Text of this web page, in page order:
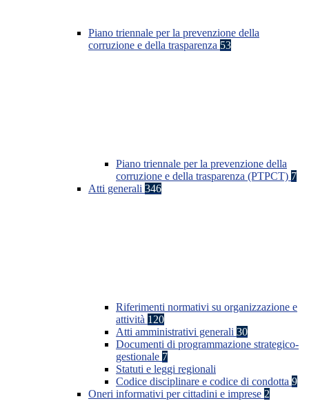
Piano triennale per la prevenzione della
corruzione e della trasparenza 53
Piano triennale per la prevenzione della
corruzione e della trasparenza (PTPCT) 7
Atti generali 346
Riferimenti normativi su organizzazione e
attività 120
Atti amministrativi generali 30
Documenti di programmazione strategico-
gestionale 7
Statuti e leggi regionali
Codice disciplinare e codice di condotta 9
Oneri informativi per cittadini e imprese 2